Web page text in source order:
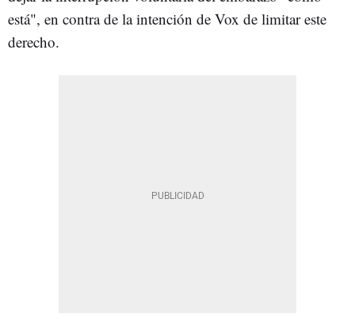
está", en contra de la intención de Vox de limitar este
derecho.